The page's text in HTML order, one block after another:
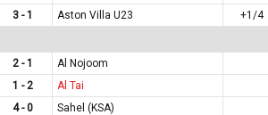
3 - 1 Aston Villa U23 +1/4
2 - 1 Al Nojoom
1 - 2 Al Tai
4 - 0 Sahel (KSA)